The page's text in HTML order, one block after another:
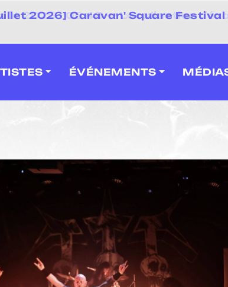
2026] Caravan' Square Festival
ÉVÉNEMENTS